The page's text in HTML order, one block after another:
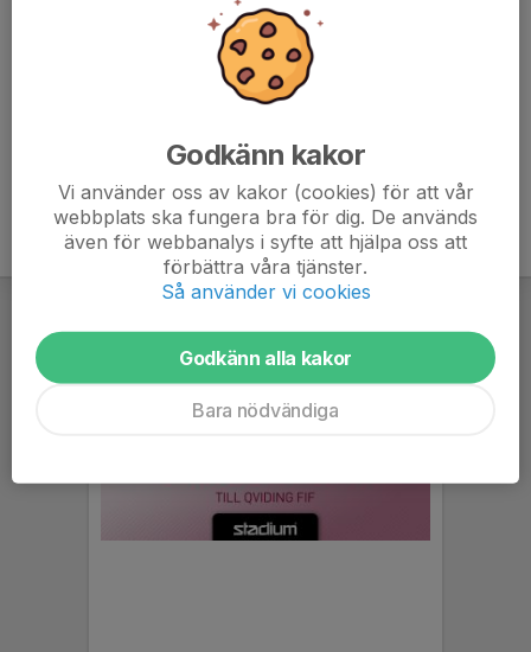
Godkänn kakor
Vi använder oss av kakor (cookies) för att vår
webbplats ska fungera bra för dig. De används
även för webbanalys i syfte att hjälpa oss att
förbättra våra tjänster.
Så använder vi cookies
Godkänn alla kakor
Bara nödvändiga